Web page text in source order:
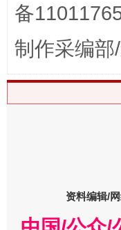
这是一
备
制作采编部
资料编辑/